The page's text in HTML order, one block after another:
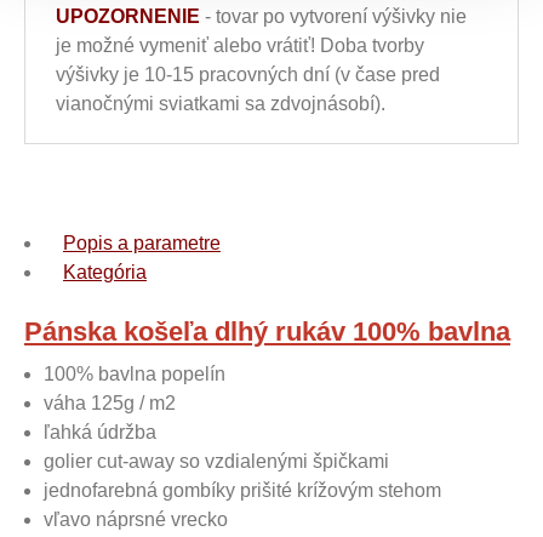
UPOZORNENIE - tovar po vytvorení výšivky nie
je možné vymeniť alebo vrátiť! Doba tvorby
výšivky je 10-15 pracovných dní (v čase pred
vianočnými sviatkami sa zdvojnásobí).
Popis a parametre
Kategória
Pánska košeľa dlhý rukáv 100% bavlna
100% bavlna popelín
váha 125g / m2
ľahká údržba
golier cut-away so vzdialenými špičkami
jednofarebná gombíky prišité krížovým stehom
vľavo náprsné vrecko